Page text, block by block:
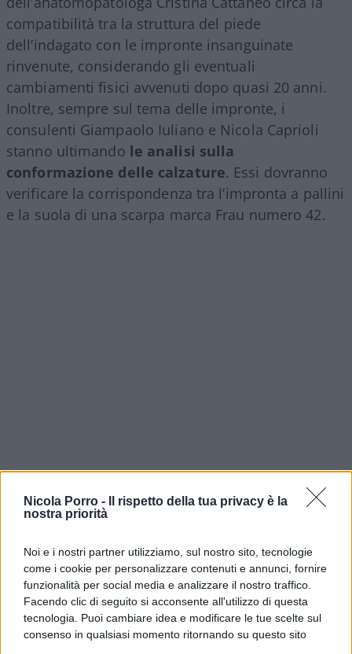
Nicola Porro -
Il rispetto della tua privacy è la
nostra priorità
Noi e i nostri partner utilizziamo, sul nostro sito, tecnologie
come i cookie per personalizzare contenuti e annunci, fornire
funzionalità per social media e analizzare il nostro traffico.
Facendo clic di seguito si acconsente all'utilizzo di questa
tecnologia. Puoi cambiare idea e modificare le tue scelte sul
consenso in qualsiasi momento ritornando su questo sito
compatibilità tra la struttura del piede
dell’indagato con le impronte insanguinate
rinvenute, considerando gli eventuali
cambiamenti fisici avvenuti dopo quasi 20 anni.
Inoltre, sempre sul tema delle impronte, i
consulenti Giampaolo Iuliano e Nicola Caprioli
stanno ultimando le analisi sulla
conformazione delle calzature. Essi dovranno
verificare la corrispondenza tra l’impronta a pallini
e la suola di una scarpa marca Frau numero 42.
Carlo Previderè sta conducendo un nuovo
approfondimento sul materiale biologico
rinvenuto sotto le unghie di
Chiara Poggi.
Secondo la Procura, il profilo del cromosoma Y
identificherebbe in modo inequivocabile la linea
paterna della famiglia Sempio. Sebbene, ma
questo era un fatto già scontato, si dica che non